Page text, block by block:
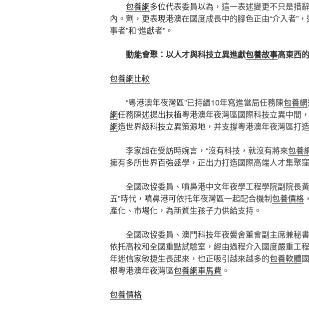
包養網多位代表委員以為，這一表述變更不只是措
內。劑，更表現港澳在國度成長中的腳色正由“介入者”
事者”和“進獻者”。
動能會聚：以人才與科技立異進獻包養故事高東西
包養網比較
“粵港澳年夜灣區”已持續10年寫進當局任務陳包養網
網任務陳述提出扶植粵港澳年夜灣區國際科技立異中間
網造世界級科技立異策源地，并支撐粵港澳年夜灣區打
李家超在受訪時婉言，“沒有科技，就沒有將來包養
擁有多所世界百強盛學，正出力打造國際高端人才集聚
全國政協委員、噴鼻港中文年夜學工程學院副院長
五”時代，噴鼻港可依托年夜灣區一起配合機制包養價格
產化、市場化，為新質生孩子力供給支持。
全國政協委員、澳門科技年夜黌舍董會副主席兼秘
依托高校和全國重點試驗室，經由過程介入國度嚴重工程
年迷信家敏捷生長起來，也正吸引越來越多的包養軟體
根粵港澳年夜灣區包養網車馬費 。
包養價格